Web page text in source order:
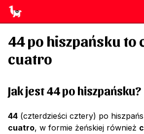
44po hiszpańsku to
cuatro
Jak jest 44 po hiszpańsku?
44 (czterdzieści cztery) po
cuatro, w formie żeńskiej również